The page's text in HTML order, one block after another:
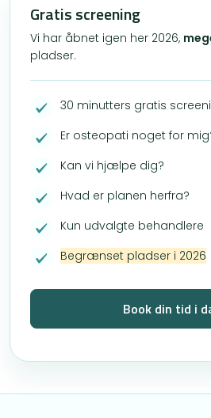
Gratis screening
Vi har åbnet igen her 2026,
pladser.
30 minutters gratis
Er osteopati noget for
Kan vi hjælpe dig?
Hvad er planen herfra?
Kun udvalgte behandlere
Begrænset pladser i 2026
Book din tid i